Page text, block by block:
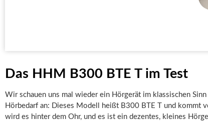
Das HHM B300 BTE T im Test
Wir schauen uns mal wieder ein Hörgerät im klassischen
Hörbedarf an: Dieses Modell heißt B300 BTE T und kommt
wird es hinter dem Ohr, und es ist ein dezentes, kleines